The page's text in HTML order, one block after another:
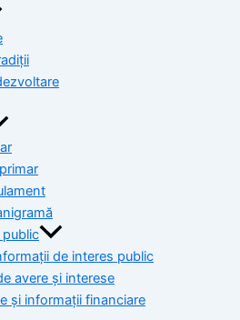
de interes public
avere și interese
și informații financiare